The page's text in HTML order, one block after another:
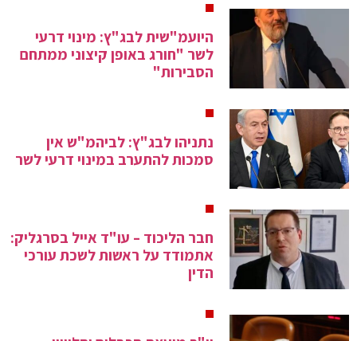
היועמ"שית לבג"ץ: מינוי דרעי
לשר "חורג באופן קיצוני ממתחם
הסבירות"
נתניהו לבג"ץ: לביהמ"ש אין
סמכות להתערב במינוי דרעי לשר
חבר הליכוד – עו"ד אייל בסרגליק:
אתמודד על ראשות לשכת עורכי
הדין